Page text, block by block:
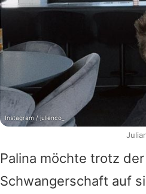
Palina möchte trotz
Schwangerschaft auf
Instagram / julienco_